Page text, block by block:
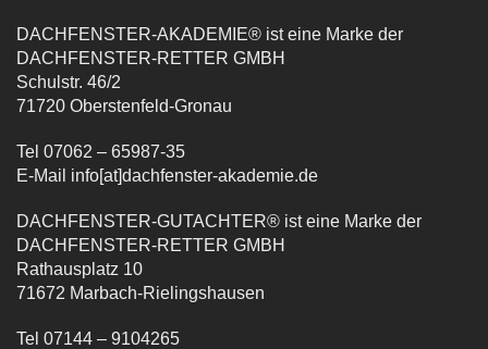
DACHFENSTER-AKADEMIE® ist eine Marke der
DACHFENSTER-RETTER GMBH
Schulstr. 46/2
71720 Oberstenfeld-Gronau
Tel 07062 – 65987-35
E-Mail info[at]dachfenster-akademie.de
DACHFENSTER-GUTACHTER® ist eine Marke der
DACHFENSTER-RETTER GMBH
Rathausplatz 10
71672 Marbach-Rielingshausen
Tel 07144 – 9104265